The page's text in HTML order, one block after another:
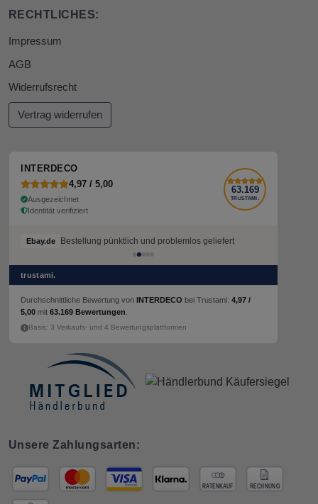
RECHTLICHES:
Impressum
AGB
Widerrufsrecht
Vertrag widerrufen
INTERDECO
4,97 / 5,00
Ausgezeichnet
Identität verifiziert
63.169
TRUSTAMI.
Ebay.de Bestellung pünktlich und problemlos geliefert
Ebay.de Bestellung pünktlich und problemlos geliefert
trustami.
Durchschnittliche Bewertung von INTERDECO bei Trustami: 4,97 /
5,00 mit 63.169 Bewertungen
Basis: 3 Verkaufs- und 4 Bewertungsplattformen
Unsere Zahlungsarten: